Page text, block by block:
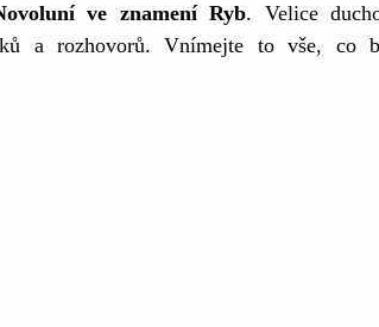
ve znamení Ryb. Velice
a rozhovorů. Vnímejte to vše, co